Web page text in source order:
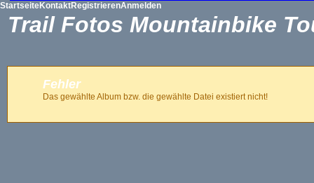
StartseiteKontaktRegistrierenAnmelden
Trail Fotos Mountainbike
Fehler
Das gewählte Album bzw. die gewählte Datei existiert nicht!